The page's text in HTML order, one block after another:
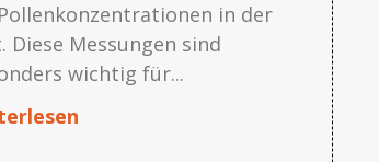
in der
Diese Messungen sind
wichtig für...